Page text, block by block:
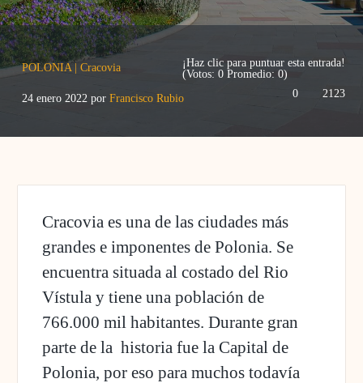
POLONIA|Cracovia
¡Haz clic para puntuar esta entrada!
(Votos: 0Promedio: 0)
24 enero 2022 porFrancisco Rubio 2123
0
Cracovia es una de las ciudades más
grandes e imponentes de Polonia. Se
encuentra situada al costado del Rio
Vístula y tiene una población de
766.000 mil habitantes. Durante gran
parte de la historia fue la Capital de
Polonia, por eso para muchos todavía